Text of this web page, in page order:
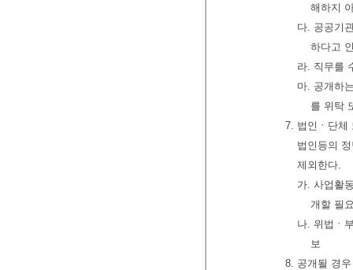
해하지
다. 공공기
하다고
라. 직무를
마. 공개하
를 위탁
7. 법인ㆍ단체
법인등의
제외한다.
가. 사업활
개할 필
나. 위법ㆍ
보
8. 공개될 경